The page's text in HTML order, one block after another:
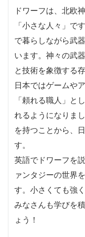
ドワーフは、北欧
「小さな人々」で
で暮らしながら武
います。神々の武
と技術を象徴する存
日本ではゲームや
「頼れる職人」と
れるようになりま
を持つことから、
す。
英語でドワーフを
ァンタジーの世界
す。小さくても強
みなさんも学びを
ょう！